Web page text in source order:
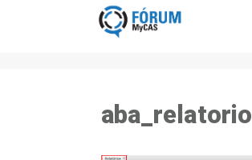
aba_relatorio